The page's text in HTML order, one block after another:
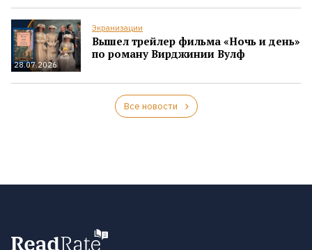
28.07.2026
Экранизации
Вышел трейлер фильма «Ночь и день»
по роману Вирджинии Вулф
Все новости